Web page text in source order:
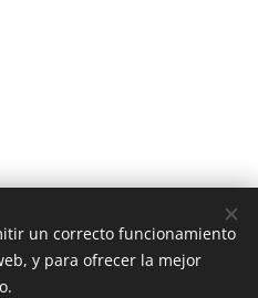
Penitenzieri 19 -00193 ROMA
un correcto funcionamiento
y para ofrecer la mejor